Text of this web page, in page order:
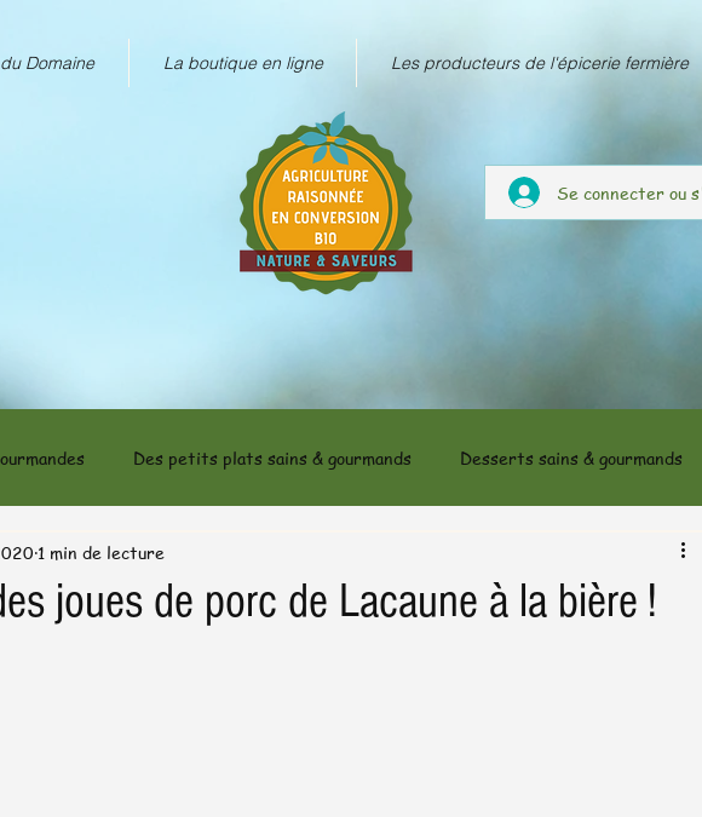
Domaine La boutique en ligne Les producteurs de l'épicerie fermière
Se connecter ou
Des petits plats sains & gourmands Desserts sains & gourmands
astuces en cuisine
joues de porc de Lacaune à la bière !
1 min de lecture